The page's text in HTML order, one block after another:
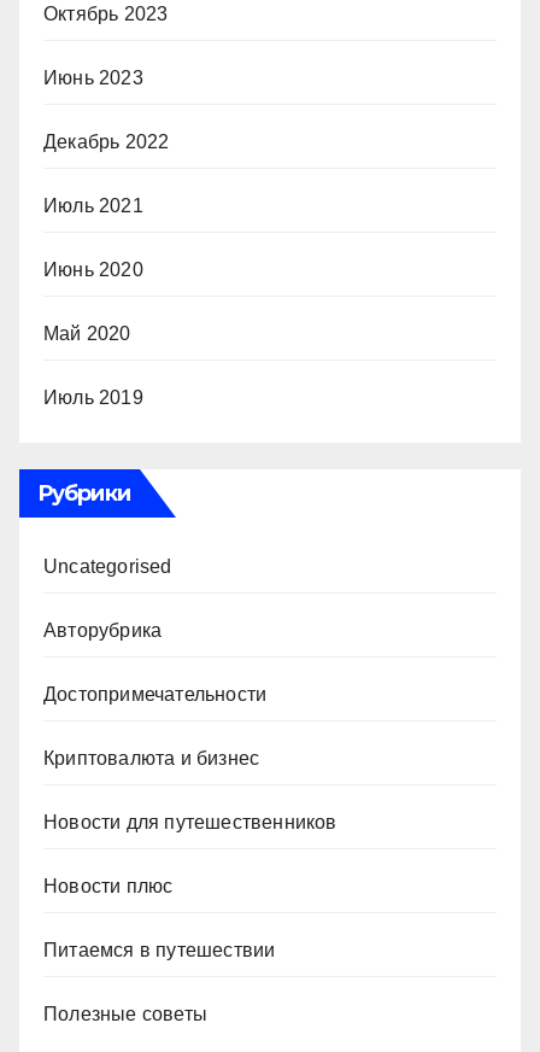
Октябрь 2023
Июнь 2023
Декабрь 2022
Июль 2021
Июнь 2020
Май 2020
Июль 2019
Рубрики
Uncategorised
Авторубрика
Достопримечательности
Криптовалюта и бизнес
Новости для путешественников
Новости плюс
Питаемся в путешествии
Полезные советы